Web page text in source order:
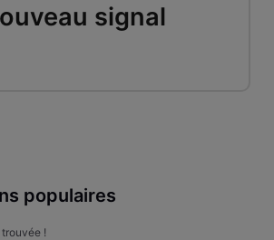
signal
populaires
!